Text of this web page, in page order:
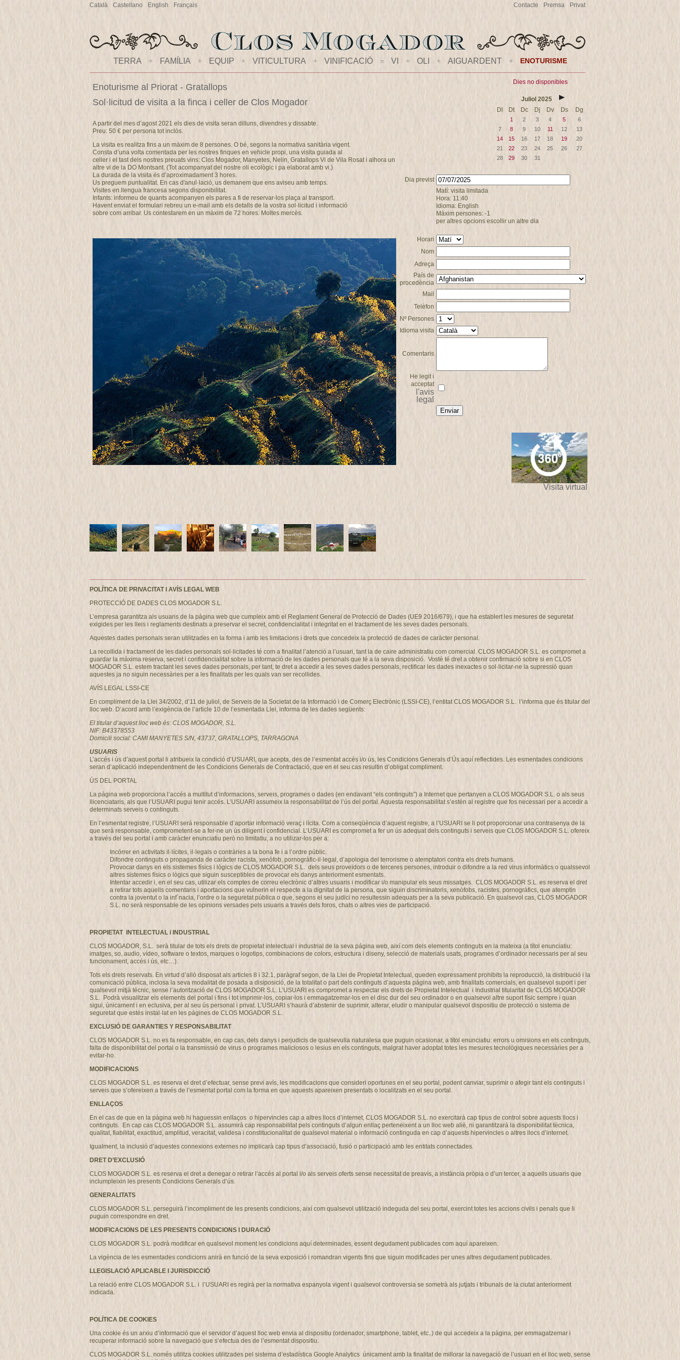
Català Castellano English Français Privat
Premsa
Contacte
TERRA + FAMÍLIA + EQUIP + VITICULTURA + VINIFICACIÓ = VI + OLI + AIGUARDENT + ENOTURISME
Enoturisme al Priorat - Gratallops
Sol·licitud de visita a la finca i celler de Clos Mogador
A partir del mes d’agost 2021 els dies de visita seran dilluns, divendres y dissabte.
Preu: 50 € per persona tot inclòs.
La visita es realitza fins a un màxim de 8 persones. O bé, segons la normativa sanitària vigent.
Consta d’una volta comentada per les nostres finques en vehicle propi, una visita guiada al
celler i el tast dels nostres preuats vins: Clos Mogador, Manyetes, Nelin, Gratallops Vi de Vila Rosat i alhora un
altre vi de la DO Montsant. (Tot acompanyat del nostre oli ecològic i pa elaborat amb vi.)
La durada de la visita és d’aproximadament 3 hores.
Us preguem puntualitat. En cas d'anul·lació, us demanem que ens aviseu amb temps.
Visites en llengua francesa segons disponibilitat.
Infants: informeu de quants acompanyen els pares a fi de reservar-los plaça al transport.
Havent enviat el formulari rebreu un e-mail amb els detalls de la vostra sol·licitud i informació
sobre com arribar. Us contestarem en un màxim de 72 hores. Moltes mercès.
Dies no disponibles
Juliol 2025
Dl
Dt Dc Dj Dv Ds Dg
1 2 3 4 5
6
7
8 9 10 11 12
13
14
15 16 17 18 19
20
21
22 23 24 25 26
27
28
29 30 31
Dia previst
Matí: visita limitada
Hora: 11:40
Idioma: English
Màxim persones: -1
per altres opcions escollir un altre dia
Horari
Nom
Adreça
País de
procedència
Mail
Telèfon
Nº Persones
Idioma visita
Comentaris
He legit i
acceptat
l'avis
legal
Visita virtual
POLÍTICA DE PRIVACITAT I AVÍS LEGAL WEB
PROTECCIÓ DE DADES CLOS MOGADOR S.L.
L’empresa garantitza als usuaris de la página web que cumpleix amb el Reglament General de Protecció de Dades (UE9 2016/679), i que ha establert les mesures de seguretat
exigides per les lleis i reglaments destinats a preservar el secret, confidencialitat i integritat en el tractament de les seves dades personals.
Aquestes dades personals seran utilitzades en la forma i amb les limitacions i drets que concedeix la protecció de dades de caràcter personal.
La recollida i tractament de les dades personals sol·licitades té com a finalitat l’atenció a l’usuari, tant la de caire administratiu com comercial. CLOS MOGADOR S.L. es compromet a
guardar la màxima reserva, secret i confidencialitat sobre la informació de les dades personals que té a la seva disposició. Vostè té dret a obtenir confirmació sobre si en CLOS
MOGADOR S.L. estem tractant les seves dades personals, per tant, te dret a accedir a les seves dades personals, rectificar les dades inexactes o sol·licitar-ne la supressió quan
aquestes ja no siguin necessàries per a les finalitats per les quals van ser recollides.
AVÍS LEGAL LSSI-CE
En compliment de la Llei 34/2002, d’11 de juliol, de Serveis de la Societat de la Informació i de Comerç Electrònic (LSSI-CE), l’entitat CLOS MOGADOR S.L. l’informa que és titular del
lloc web. D’acord amb l’exigència de l’article 10 de l’esmentada Llei, informa de les dades següents:
El titular d’aquest lloc web és: CLOS MOGADOR, S.L.
NIF: B43378553
Domicili social: CAMI MANYETES S/N, 43737, GRATALLOPS, TARRAGONA
USUARIS
L’accés i ús d’aquest portal li atribueix la condició d’USUARI, que acepta, des de l’esmentat accés i/o ús, les Condicions Generals d’Ús aquí reflectides. Les esmentades condicions
seran d’aplicació independentment de les Condicions Generals de Contractació, que en el seu cas resultin d’obligat compliment.
ÚS DEL PORTAL
La pàgina web proporciona l’accés a multitut d’informacions, serveis, programes o dades (en endavant “els continguts”) a Internet que pertanyen a CLOS MOGADOR S.L. o als seus
llicenciataris, als que l’USUARI pugui tenir accés. L’USUARI assumeix la responsabilitat de l’ús del portal. Aquesta responsabilitat s’estèn al registre que fos necessari per a accedir a
determinats serveis o continguts.
En l’esmentat registre, l’USUARI será responsable d’aportar informació veraç i lícita. Com a conseqüència d’aquest registre, a l’USUARI se li pot proporcionar una contrasenya de la
que serà responsable, comprometent-se a fer-ne un ús diligent i confidencial. L’USUARI es compromet a fer un ús adequat dels continguts i serveis que CLOS MOGADOR S.L. ofereix
a través del seu portal i amb caràcter enunciatiu però no limitatiu, a no utilizar-los per a:
Incórrer en activitats il·lícites, il·legals o contràries a la bona fe i a l’ordre públic.
Difondre continguts o propaganda de caràcter racista, xenòfob, pornogràfic-il·legal, d’apologia del terrorisme o atemptatori contra els drets humans.
Provocar danys en els sistemes físics i lògics de CLOS MOGADOR S.L. dels seus proveïdors o de terceres persones, introduir o difondre a la red virus informàtics o qualssevol
altres sistemes físics o lògics que siguin susceptibles de provocar els danys anteriorment esmentats.
Intentar accedir i, en el seu cas, utilizar els comptes de correu electrònic d’altres usuaris i modificar i/o manipular els seus missatges. CLOS MOGADOR S.L. es reserva el dret
a retirar tots aquells comentaris i aportacions que vulnerin el respecte a la dignitat de la persona, que siguin discriminatoris, xenòfobs, racistes, pornogràfics, que atemptin
contra la joventut o la inf`nacia, l’ordre o la seguretat pública o que, segons el seu judici no resultessin adequats per a la seva publicació. En qualsevol cas, CLOS MOGADOR
S.L. no serà responsable de les opinions versades pels usuaris a través dels foros, chats o altres vies de participació.
PROPIETAT INTELECTUAL i INDUSTRIAL
CLOS MOGADOR, S.L. serà titular de tots els drets de propietat intelectual i industrial de la seva página web, així com dels elements continguts en la mateixa (a títol enunciatiu:
imatges, so, audio, vídeo, software o textos, marques o logotips, combinacions de colors, estructura i diseny, selecció de materials usats, programes d’ordinador necessaris per al seu
funcionament, accés i ús, etc…).
Tots els drets reservats. En virtud d’allò disposat als articles 8 i 32.1, paràgraf segon, de la Llei de Propietat Intelectual, queden expressament prohibits la reproducció, la distribució i la
comunicació pública, inclosa la seva modalitat de posada a disiposició, de la totalitat o part dels continguts d’aquesta página web, amb finalitats comercials, en qualsevol suport i per
qualsevol mitjà técnic, sense l’autorització de CLOS MOGADOR S.L. L’USUARI es compromet a respectar els drets de Propietat Intelectual i Industrial titularitat de CLOS MOGADOR
S.L. Podrà visualitzar els elements del portal i fins i tot imprimir-los, copiar-los i emmagatzemar-los en el disc dur del seu ordinador o en qualsevol altre suport físic sempre i quan
sigui, únicament i en eclusiva, per al seu ús personal i privat. L’USUARI s’haurà d’abstenir de suprimir, alterar, eludir o manipular qualsevol dispositiu de protecció o sistema de
seguretat que estés instal·lat en les pàgines de CLOS MOGADOR S.L.
EXCLUSIÓ DE GARANTIES Y RESPONSABILITAT
CLOS MOGADOR S.L. no es fa responsable, en cap cas, dels danys i perjudicis de qualsevulla naturalesa que puguin ocasionar, a títol enunciatiu: errors u omisions en els continguts,
falta de disponibilitat del portal o la transmissió de virus o programes maliciosos o lesius en els continguts, malgrat haver adoptat totes les mesures tecnològiques necessàries per a
evitar-ho.
MODIFICACIONS
CLOS MOGADOR S.L. es reserva el dret d’efectuar, sense previ avís, les modificacions que consideri oportunes en el seu portal, podent canviar, suprimir o afegir tant els continguts i
serveis que s’ofereixen a través de l’esmentat portal com la forma en que aquests apareixen presentats o localitzats en el seu portal.
ENLLAÇOS
En el cas de que en la pàgina web hi haguessin enllaços o hipervincles cap a altres llocs d’internet, CLOS MOGADOR S.L. no exercitarà cap tipus de control sobre aquests llocs i
continguts. En cap cas CLOS MOGADOR S.L. assumirà cap responsabilitat pels continguts d’algun enllaç perteneixent a un lloc web aliè, ni garantitzarà la disponibilitat tècnica,
qualitat, fiabilitat, exactitud, amplitud, veracitat, validesa i constitucionalitat de qualsevol material o informació continguda en cap d’aquests hipervincles o altres llocs d’internet.
Igualment, la inclusió d’aquestes connexions externes no implicarà cap tipus d’associació, fusió o participació amb les entitats connectades.
DRET D’EXCLUSIÓ
CLOS MOGADOR S.L. es reserva el dret a denegar o retirar l’accés al portal i/o als serveis oferts sense necessitat de preavís, a instància pròpia o d’un tercer, a aquells usuaris que
inclumpleixin les presents Condicions Generals d’ús.
GENERALITATS
CLOS MOGADOR S.L. perseguirà l’incompliment de les presents condicions, així com qualsevol utilització indeguda del seu portal, exercint totes les accions civils i penals que li
puguin correspondre en dret.
MODIFICACIONS DE LES PRESENTS CONDICIONS I DURACIÓ
CLOS MOGADOR S.L. podrà modificar en qualsevol moment les condicions aquí determinades, essent degudament publicades com aquí apareixen.
La vigència de les esmentades condicions anirà en funció de la seva exposició i romandran vigents fins que siguin modificades per unes altres degudament publicades.
LLEGISLACIÓ APLICABLE I JURISDICCIÓ
La relació entre CLOS MOGADOR S.L. i l’USUARI es regirà per la normativa espanyola vigent i qualsevol controversia se sometrà als jutjats i tribunals de la ciutat anteriorment
indicada.
POLÍTICA DE COOKIES
Una cookie és un arxiu d’informació que el servidor d’aquest lloc web envia al dispositiu (ordenador, smartphone, tablet, etc..) de qui accedeix a la pàgina, per emmagatzemar i
recuperar informació sobre la navegació que s’efectua des de l’esmentat dispositiu.
CLOS MOGADOR S.L. només utilitza cookies utilitzades pel sistema d’estadística Google Analytics únicament amb la finalitat de millorar la navegació de l’usuari en el lloc web, sense